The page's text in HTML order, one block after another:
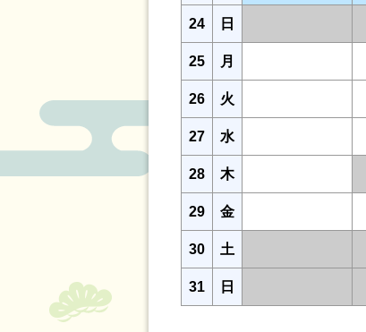
24 日
25 月
26 火
27 水
28 木
29 金
30 土
31 日